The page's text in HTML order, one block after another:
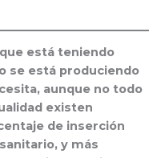
está teniendo
se está produciendo
aunque no todo
existen
de inserción
y más